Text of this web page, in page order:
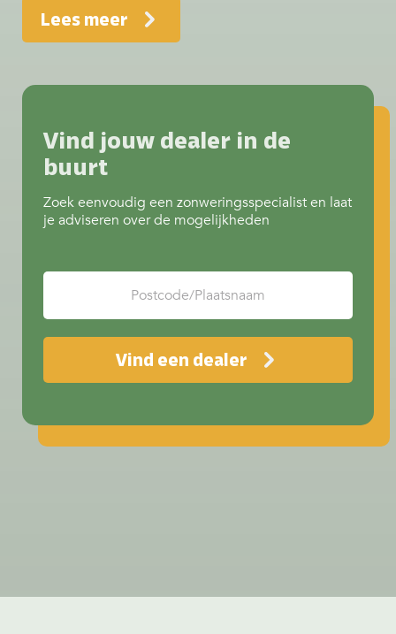
Lees meer
Vind jouw dealer in de
buurt
Zoek eenvoudig een zonweringsspecialist en laat
je adviseren over de mogelijkheden
Vind een dealer